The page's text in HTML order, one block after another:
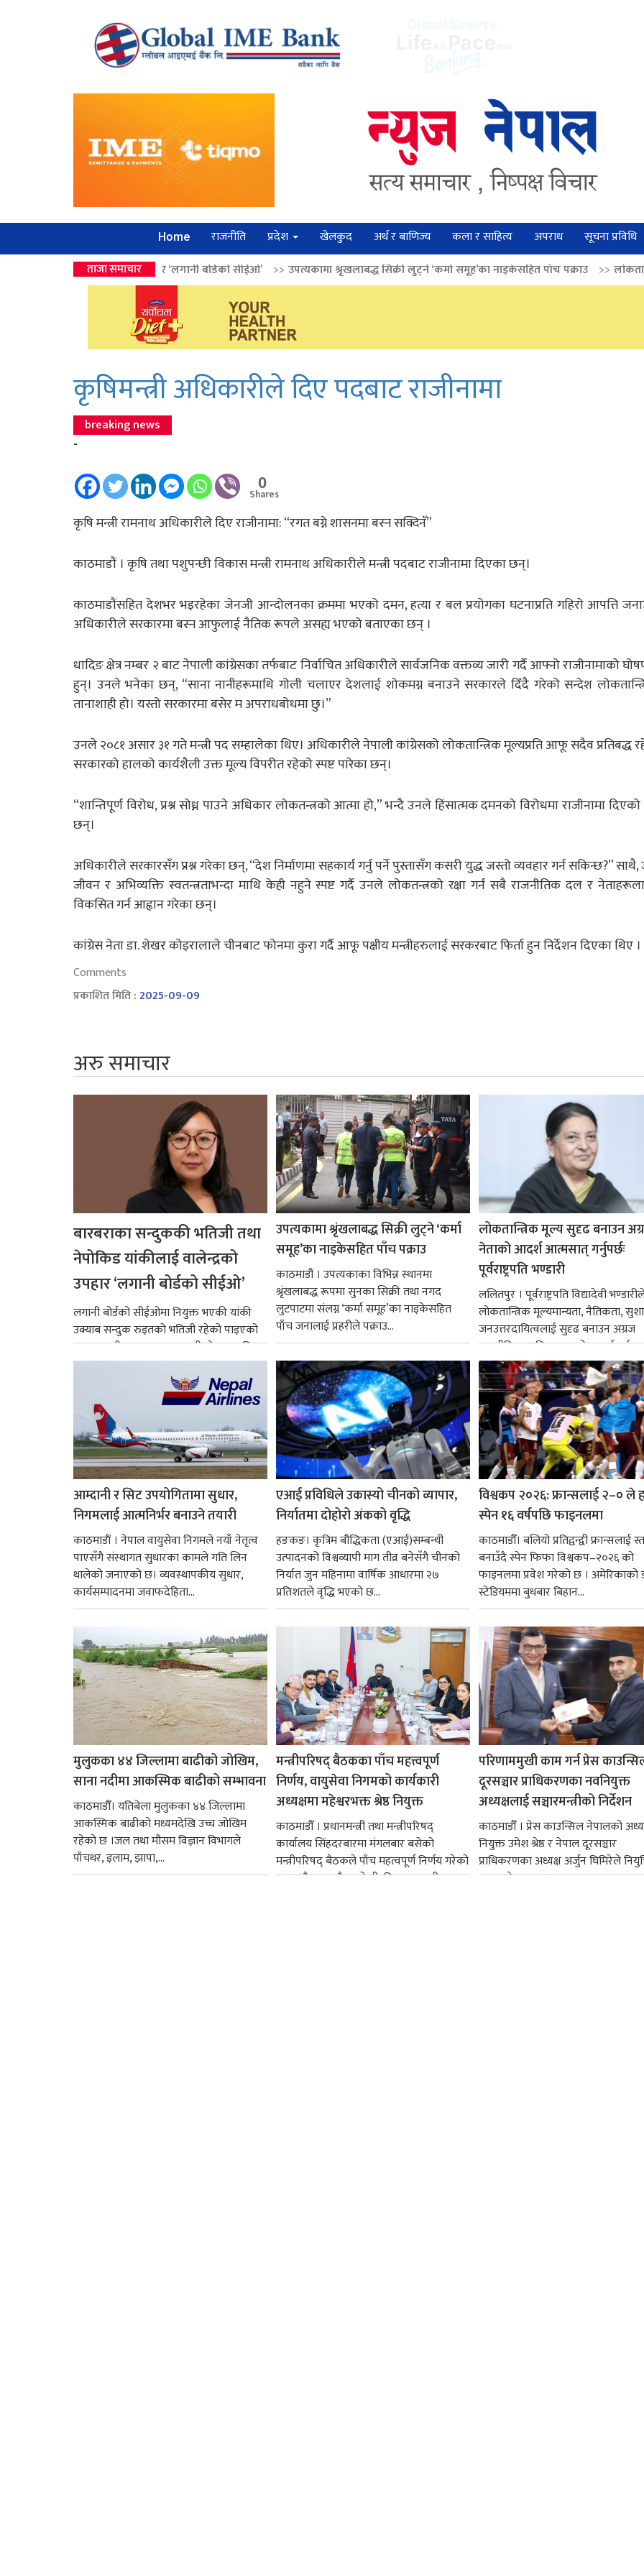
Home राजनीति प्रदेश खेलकुद अर्थ र बाणिज्य कला र साहित्य अपराध सूचना प्रविधि
ताजा समाचार
उपहार ‘लगानी बोर्डको सीईओ’ >>उपत्यकामा श्रृंखलाबद्ध सिक्री लुट्ने ‘कर्मा समूह’का नाइकेसहित पाँच पक्राउ >>लोकतान्त्रिक मूल्य सुदृढ
कृषिमन्त्री अधिकारीले दिए पदबाट राजीनामा
breaking news
-
0
Shares
कृषि मन्त्री रामनाथ अधिकारीले दिए राजीनामा: “रगत बग्ने शासनमा बस्न सक्दिनँ”
काठमाडौं । कृषि तथा पशुपन्छी विकास मन्त्री रामनाथ अधिकारीले मन्त्री पदबाट राजीनामा दिएका छन्।
काठमाडौंसहित देशभर भइरहेका जेनजी आन्दोलनका क्रममा भएको दमन, हत्या र बल प्रयोगका घटनाप्रति गहिरो आपत्ति
अधिकारीले सरकारमा बस्न आफुलाई नैतिक रूपले असह्य भएको बताएका छन् ।
धादिङ क्षेत्र नम्बर २ बाट नेपाली कांग्रेसका तर्फबाट निर्वाचित अधिकारीले सार्वजनिक वक्तव्य जारी गर्दै आफ्नो राजीनामाको
हुन्। उनले भनेका छन्, “साना नानीहरूमाथि गोली चलाएर देशलाई शोकमग्न बनाउने सरकारले दिँदै गरेको सन्देश
तानाशाही हो। यस्तो सरकारमा बसेर म अपराधबोधमा छु।”
उनले २०८१ असार ३१ गते मन्त्री पद सम्हालेका थिए। अधिकारीले नेपाली कांग्रेसको लोकतान्त्रिक मूल्यप्रति आफू सदैव प्रतिबद्ध
सरकारको हालको कार्यशैली उक्त मूल्य विपरीत रहेको स्पष्ट पारेका छन्।
“शान्तिपूर्ण विरोध, प्रश्न सोध्न पाउने अधिकार लोकतन्त्रको आत्मा हो,” भन्दै उनले हिंसात्मक दमनको विरोधमा राजीनामा
छन्।
अधिकारीले सरकारसँग प्रश्न गरेका छन्, “देश निर्माणमा सहकार्य गर्नु पर्ने पुस्तासँग कसरी युद्ध जस्तो व्यवहार गर्न सकिन्छ?”
जीवन र अभिव्यक्ति स्वतन्त्रताभन्दा माथि केही नहुने स्पष्ट गर्दै उनले लोकतन्त्रको रक्षा गर्न सबै राजनीतिक दल र
विकसित गर्न आह्वान गरेका छन्।
कांग्रेस नेता डा. शेखर कोइरालाले चीनबाट फोनमा कुरा गर्दै आफू पक्षीय मन्त्रीहरुलाई सरकरबाट फिर्ता हुन निर्देशन दिएका थिए ।
Comments
प्रकाशित मिति :2025-09-09
अरु समाचार
बारबराका सन्दुककी भतिजी तथा
नेपोकिड यांकीलाई वालेन्द्रको
उपहार ‘लगानी बोर्डको सीईओ’
लगानी बोर्डको सीईओमा नियुक्त भएकी यांकी
उक्याब सन्दुक रुइतको भतिजी रहेको पाइएको
छ। तत्कालीन समयमा महाकालीको अञ्चलाधिश
नै बनेका जोन...
उपत्यकामा श्रृंखलाबद्ध सिक्री लुट्ने ‘कर्मा
समूह’का नाइकेसहित पाँच पक्राउ
काठमाडौं । उपत्यकाका विभिन्न स्थानमा
श्रृंखलाबद्ध रूपमा सुनका सिक्री तथा नगद
लुटपाटमा संलग्न ‘कर्मा समूह’का नाइकेसहित
पाँच जनालाई प्रहरीले पक्राउ...
लोकतान्त्रिक मूल्य सुदृढ बनाउन
नेताको आदर्श आत्मसात् गर्नुपर्छः
पूर्वराष्ट्रपति भण्डारी
ललितपुर । पूर्वराष्ट्रपति विद्यादेवी
लोकतान्त्रिक मूल्यमान्यता, नैतिकता,
जनउत्तरदायित्वलाई सुदृढ बनाउन अग्रज
राजनीतिक व्यक्तित्वहरूको आदर्शलाई
गर्न आवश्यक...
आम्दानी र सिट उपयोगितामा सुधार,
निगमलाई आत्मनिर्भर बनाउने तयारी
काठमाडाैं । नेपाल वायुसेवा निगमले नयाँ नेतृत्व
पाएसँगै संस्थागत सुधारका कामले गति लिन
थालेको जनाएको छ। व्यवस्थापकीय सुधार,
कार्यसम्पादनमा जवाफदेहिता...
एआई प्रविधिले उकास्यो चीनको व्यापार,
निर्यातमा दोहोरो अंकको वृद्धि
हङकङ। कृत्रिम बौद्धिकता (एआई)सम्बन्धी
उत्पादनको विश्वव्यापी माग तीव्र बनेसँगै चीनको
निर्यात जुन महिनामा वार्षिक आधारमा २७
प्रतिशतले वृद्धि भएको छ...
विश्वकप २०२६: फ्रान्सलाई २–० ले
स्पेन १६ वर्षपछि फाइनलमा
काठमाडौँ। बलियो प्रतिद्वन्द्वी फ्रान्सलाई
बनाउँदै स्पेन फिफा विश्वकप–२०२६ को
फाइनलमा प्रवेश गरेको छ । अमेरिकाको
स्टेडियममा बुधबार बिहान...
मुलुकका ४४ जिल्लामा बाढीको जोखिम,
साना नदीमा आकस्मिक बाढीको सम्भावना
काठमाडौँ। यतिबेला मुलुकका ४४ जिल्लामा
आकस्मिक बाढीको मध्यमदेखि उच्च जोखिम
रहेको छ ।जल तथा मौसम विज्ञान विभागले
पाँचथर, इलाम, झापा,...
मन्त्रीपरिषद् बैठकका पाँच महत्त्वपूर्ण
निर्णय, वायुसेवा निगमको कार्यकारी
अध्यक्षमा महेश्वरभक्त श्रेष्ठ नियुक्त
काठमाडौँ । प्रधानमन्त्री तथा मन्त्रीपरिषद्
कार्यालय सिंहदरबारमा मंगलबार बसेको
मन्त्रीपरिषद् बैठकले पाँच महत्वपूर्ण निर्णय गरेको
छ । यसैक्रममा बैडकले बीउबिजनसम्बन्धी...
परिणाममुखी काम गर्न प्रेस
दूरसञ्चार प्राधिकरणका नवनियुक्त
अध्यक्षलाई सञ्चारमन्त्रीको निर्देशन
काठमाडौँ । प्रेस काउन्सिल नेपालको
नियुक्त उमेश श्रेष्ठ र नेपाल दूरसञ्चार
प्राधिकरणका अध्यक्ष अर्जुन घिमिरेले
ग्रहण गरेका छन्।...